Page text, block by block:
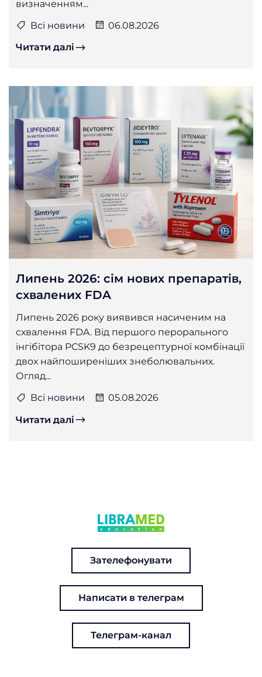
визначенням...
Всі новини
06.08.2026
Читати далі
Липень 2026: сім нових препаратів,
схвалених FDA
Липень 2026 року виявився насиченим на
схвалення FDA. Від першого перорального
інгібітора PCSK9 до безрецептурної комбінації
двох найпоширеніших знеболювальних.
Огляд...
Всі новини
05.08.2026
Читати далі
Зателефонувати
Написати в телеграм
Телеграм-канал